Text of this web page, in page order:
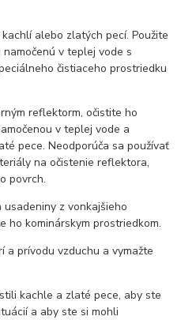
alebo zlatých pecí. Použite
v teplej vode s
čistiaceho prostriedku
reflektorm, očistite ho
v teplej vode a
pece. Neodporúča sa používať
na očistenie reflektora,
povrch.
z vonkajšieho
ho kominárskym prostriedkom.
a prívodu vzduchu a vymažte
kachle a zlaté pece, aby ste
a aby ste si mohli